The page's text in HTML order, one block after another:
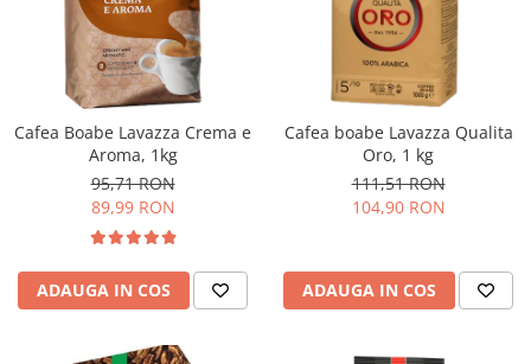
Cafea Boabe Lavazza Crema e
Aroma, 1kg
95,71 RON
89,99 RON
ADAUGA IN COS
Cafea boabe Lavazza Qualita
Oro, 1 kg
111,51 RON
104,90 RON
ADAUGA IN COS